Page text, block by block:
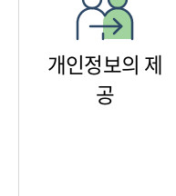
개인정보의 제
공